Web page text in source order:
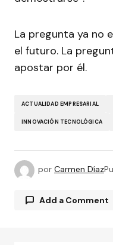
La pregunta ya no
el futuro. La
apostar por él.
ACTUALIDAD EMPRESARIAL
INNOVACIÓN TECNOLÓGICA
por Carmen Díaz
Add a Comment